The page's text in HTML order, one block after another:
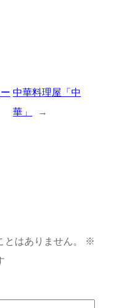
中華料理屋「中
華」
→
はありません。
※